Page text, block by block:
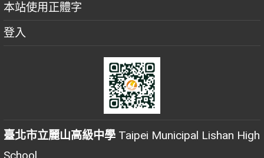
本站使用正體字
登入
臺北市立麗山高級中學 Taipei Municipal Lishan High